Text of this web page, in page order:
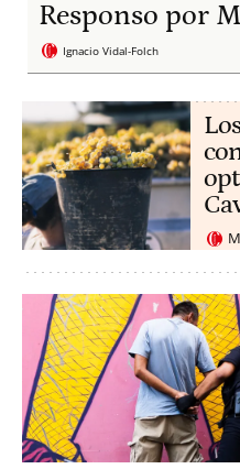
Responso por
Ignacio Vidal-Folch